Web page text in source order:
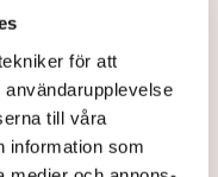
för att
till våra
information som
av el. Jag ser det
att säkerställa
företagen att
över vår
att stå stadiga